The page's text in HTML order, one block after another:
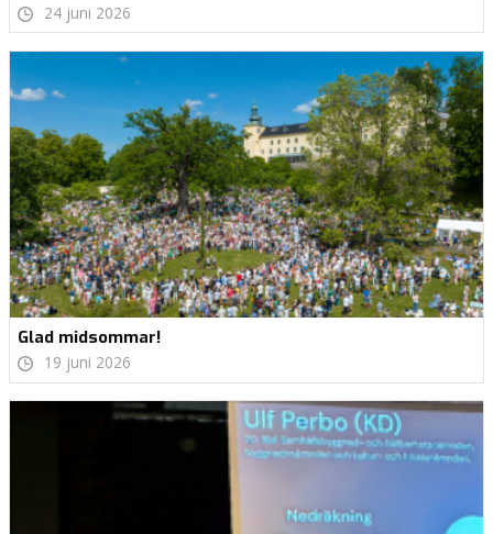
24 juni 2026
Glad midsommar!
19 juni 2026